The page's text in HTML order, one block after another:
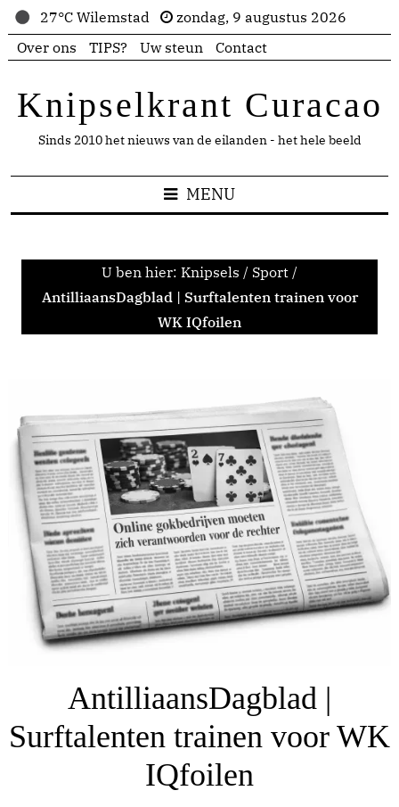
27°C Wilemstad
zondag, 9 augustus 2026
Over ons
TIPS? Uw steun Contact
Knipselkrant Curacao
Sinds 2010 het nieuws van de eilanden - het hele beeld
MENU
U ben hier: Knipsels / Sport /
AntilliaansDagblad | Surftalenten trainen voor
WK IQfoilen
AntilliaansDagblad |
Surftalenten trainen voor WK
IQfoilen